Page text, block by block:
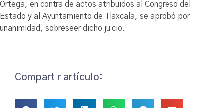
Ortega, en contra de actos atribuidos al Congreso del
Estado y al Ayuntamiento de Tlaxcala, se aprobó por
unanimidad, sobreseer dicho juicio.
Compartir artículo: